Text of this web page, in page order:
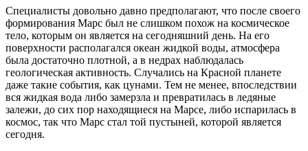
Специалисты довольно давно предполагают, что после своего
формирования Марс был не слишком похож на космическое
тело, которым он является на сегодняшний день. На его
поверхности располагался океан жидкой воды, атмосфера
была достаточно плотной, а в недрах наблюдалась
геологическая активность. Случались на Красной планете
даже такие события, как цунами. Тем не менее, впоследствии
вся жидкая вода либо замерзла и превратилась в ледяные
залежи, до сих пор находящиеся на Марсе, либо испарилась в
космос, так что Марс стал той пустыней, которой является
сегодня.